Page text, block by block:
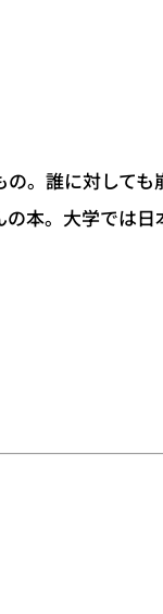
。誰に対しても
本。大学では